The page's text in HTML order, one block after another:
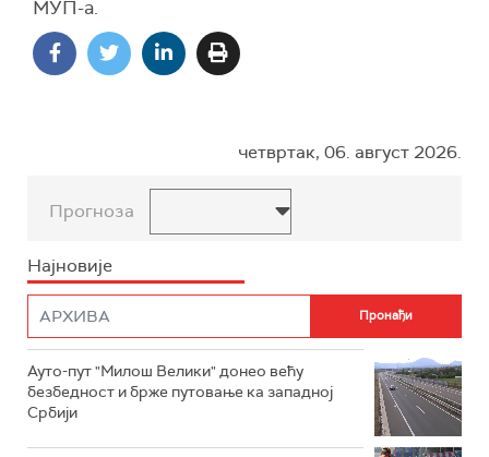
МУП-а.
четвртак, 06. август 2026.
Прогноза
Најновије
Ауто-пут "Милош Велики" донео већу
безбедност и брже путовање ка западној
Србији